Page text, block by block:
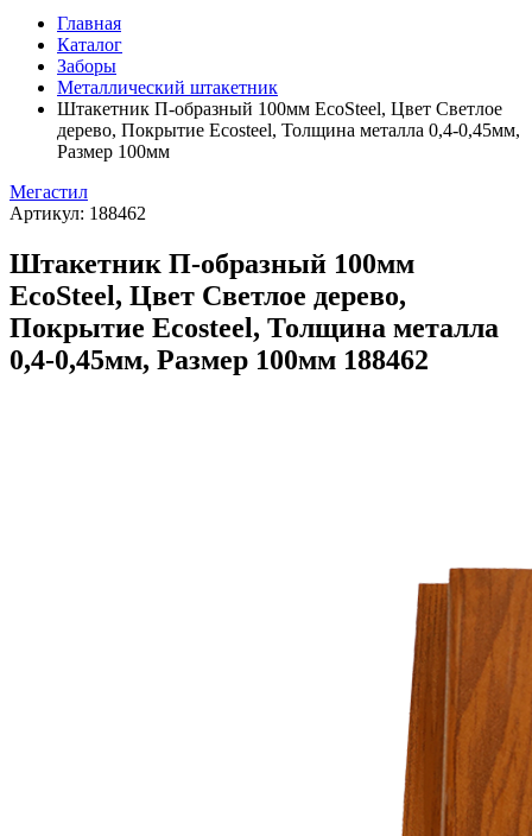
Главная
Каталог
Заборы
Металлический штакетник
Штакетник П-образный 100мм EcoSteel, Цвет Светлое
дерево, Покрытие Ecosteel, Толщина металла 0,4-0,45мм,
Размер 100мм
Мегастил
Артикул: 188462
Штакетник П-образный 100мм
EcoSteel, Цвет Светлое дерево,
Покрытие Ecosteel, Толщина металла
0,4-0,45мм, Размер 100мм 188462